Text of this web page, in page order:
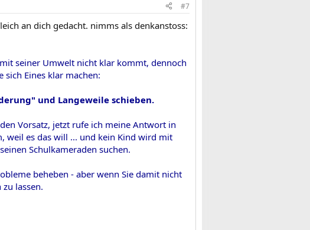
#7
an dich gedacht. nimms als denkanstoss:
seiner Umwelt nicht klar kommt, dennoch
Eines klar machen:
und Langeweile schieben.
Vorsatz, jetzt rufe ich meine Antwort in
weil es das will ... und kein Kind wird mit
Schulkameraden suchen.
beheben - aber wenn Sie damit nicht
lassen.